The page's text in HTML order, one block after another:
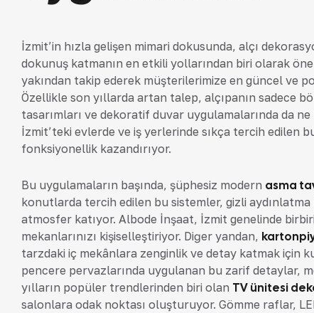
İzmit’in hızla gelişen mimari dokusunda, alçı
dokunuş katmanın en etkili yollarından biri olarak
yakından takip ederek müşterilerimize en güncel ve
Özellikle son yıllarda artan talep, alçıpanın sadece
tasarımları ve dekoratif duvar uygulamalarında da
İzmit’teki evlerde ve iş yerlerinde sıkça tercih edilen
fonksiyonellik kazandırıyor.
Bu uygulamaların başında, şüphesiz modern asma
konutlarda tercih edilen bu sistemler, gizli
atmosfer katıyor. Albode İnşaat, İzmit genelinde
mekanlarınızı kişiselleştiriyor. Diğer yandan,
tarzdaki iç mekânlara zenginlik ve detay katmak için
pencere pervazlarında uygulanan bu zarif detaylar,
yılların popüler trendlerinden biri olan TV ünitesi
salonlara odak noktası oluşturuyor. Gömme raflar,